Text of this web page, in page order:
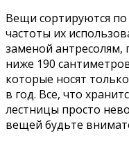
Вещи сортируются
частоты их
заменой антресолям,
ниже 190
которые носят
в год. Все, что
лестницы просто
вещей будьте